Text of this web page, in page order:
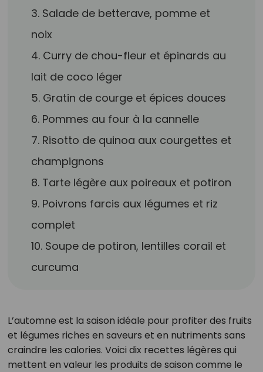
3. Salade de betterave, pomme et
noix
4. Curry de chou-fleur et épinards au
lait de coco léger
5. Gratin de courge et épices douces
6. Pommes au four à la cannelle
7. Risotto de quinoa aux courgettes et
champignons
8. Tarte légère aux poireaux et potiron
9. Poivrons farcis aux légumes et riz
complet
10. Soupe de potiron, lentilles corail et
curcuma
L’automne est la saison idéale pour profiter des fruits
et légumes riches en saveurs et en nutriments sans
craindre les calories. Voici dix recettes légères qui
mettent en valeur les produits de saison comme le